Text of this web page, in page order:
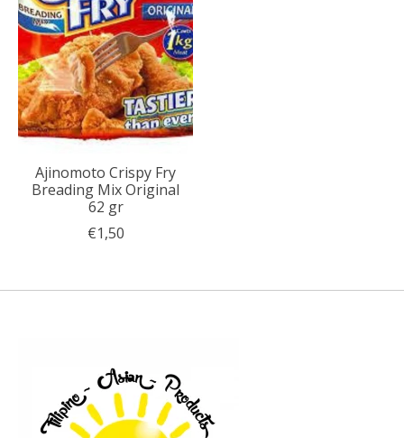
Ajinomoto Crispy Fry
Breading Mix Original
62 gr
€1,50